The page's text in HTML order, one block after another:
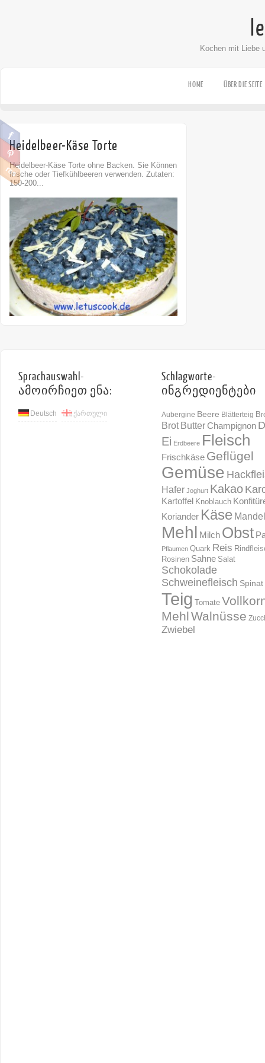
Kochen mit Liebe
HOME ÜBER DIE SEITE
Heidelbeer-Käse Torte
Heidelbeer-Käse Torte ohne Backen. Sie Können
frische oder Tiefkühlbeeren verwenden. Zutaten:
150-200...
Sprachauswahl-
ამოირჩიეთ ენა:
Deutsch ქართული
Schlagworte-
ინგრედიენტები
Aubergine Beere Blätterteig
Brot ButterChampignon
Ei Erdbeere Fleisch
Frischkäse Geflügel
Gemüse
Hafer Joghurt Kakao
Kartoffel Knoblauch
Koriander Käse Mandel
Mehl Milch Obst
Pflaumen Quark Reis
Rosinen Sahne Salat
Schokolade
Schweinefleisch Spinat
Teig Tomate
MehlWalnüsse
Zwiebel